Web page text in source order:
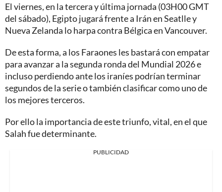
El viernes, en la tercera y última jornada (03H00 GMT
del sábado), Egipto jugará frente a Irán en Seatlle y
Nueva Zelanda lo harpa contra Bélgica en Vancouver.
De esta forma, a los Faraones les bastará con empatar
para avanzar a la segunda ronda del Mundial 2026 e
incluso perdiendo ante los iraníes podrían terminar
segundos de la serie o también clasificar como uno de
los mejores terceros.
Por ello la importancia de este triunfo, vital, en el que
Salah fue determinante.
PUBLICIDAD